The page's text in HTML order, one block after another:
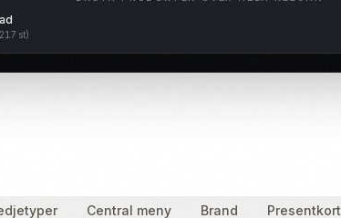
st)
Central meny Brand Presentkort